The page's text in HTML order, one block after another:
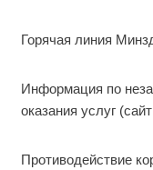
Горячая линия
Информация по
оказания услуг
Противодействие